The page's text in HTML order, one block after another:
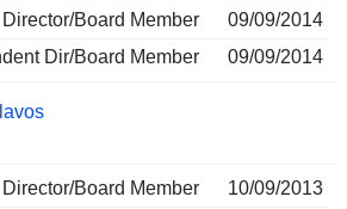
Director/Board Member
09/09/2014
Dir/Board Member
09/09/2014
Director/Board Member
10/09/2013